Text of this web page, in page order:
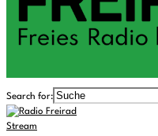
Search for:
Stream